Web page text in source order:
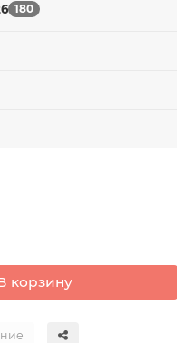
180
корзину